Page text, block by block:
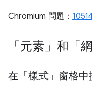
Chromium 問題：
「元素」和「
在「樣式」窗格